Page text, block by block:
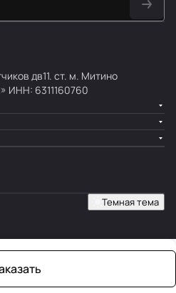
дв11. ст. м. Митино
ИНН: 6311160760
Темная тема